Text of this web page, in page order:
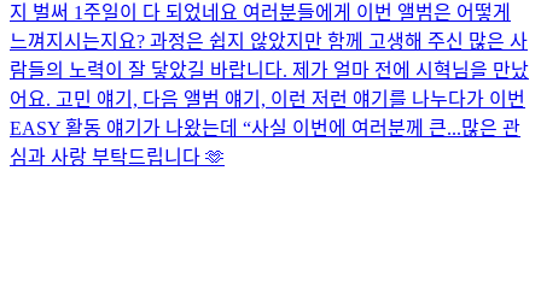
지 벌써 1주일이 다 되었네요 여러분들에게 이번 앨범은 어떻게
느껴지시는지요? 과정은 쉽지 않았지만 함께 고생해 주신 많은 사
람들의 노력이 잘 닿았길 바랍니다. 제가 얼마 전에 시혁님을 만났
어요. 고민 얘기, 다음 앨범 얘기, 이런 저런 얘기를 나누다가 이번
EASY 활동 얘기가 나왔는데 “사실 이번에 여러분께 큰...많은 관
심과 사랑 부탁드립니다 🫶